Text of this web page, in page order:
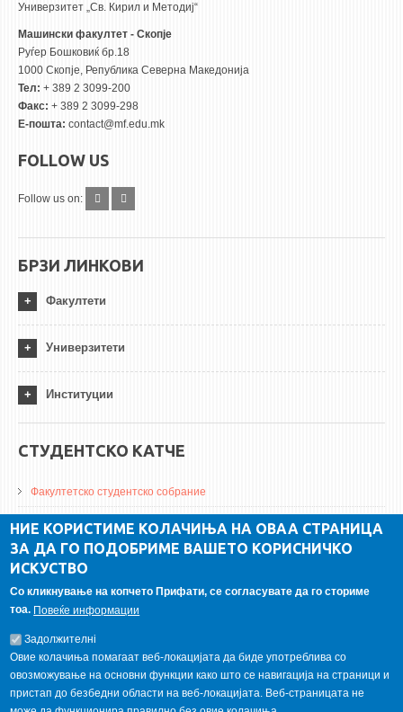
Универзитет „Св. Кирил и Методиј“
Машински факултет - Скопје
Руѓер Бошковиќ бр.18
1000 Скопје, Република Северна Македонија
Тел: + 389 2 3099-200
Факс: + 389 2 3099-298
Е-пошта: contact@mf.edu.mk
FOLLOW US
Follow us on:
БРЗИ ЛИНКОВИ
Факултети
Универзитети
Институции
СТУДЕНТСКО КАТЧЕ
Факултетско студентско собрание
ДА Винчи магазин
Алумни асоцијација
ГАЛЕРИЈА
НИЕ КОРИСТИМЕ КОЛАЧИЊА НА ОВАА СТРАНИЦА
ЗА ДА ГО ПОДОБРИМЕ ВАШЕТО КОРИСНИЧКО
ИСКУСТВО
Со кликнување на копчето Прифати, се согласувате да го сториме
тоа. Повеќе информации
Задолжителнi
Овие колачиња помагаат веб-локацијата да биде употреблива со
овозможување на основни функции како што се навигација на страници и
пристап до безбедни области на веб-локацијата. Веб-страницата не